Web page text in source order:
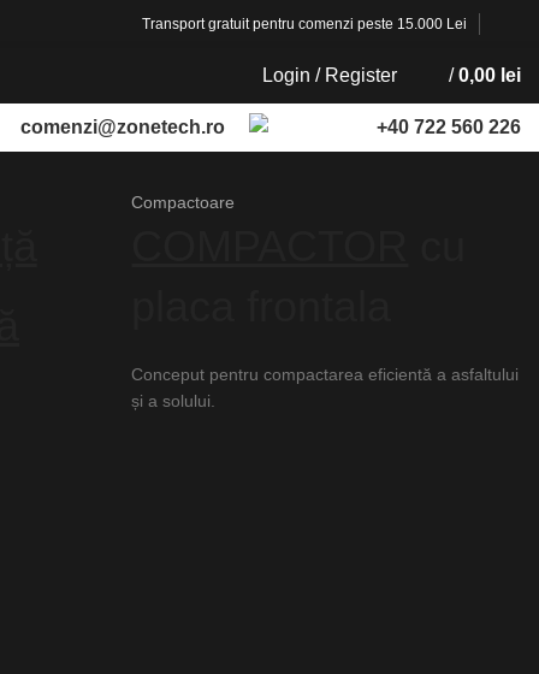
Transport gratuit pentru comenzi peste 15.000 Lei
Login / Register / 0,00 lei
comenzi@zonetech.ro +40 722 560 226
Compactoare
Conceput pentru compactarea eficientă a asfaltului
și a solului.